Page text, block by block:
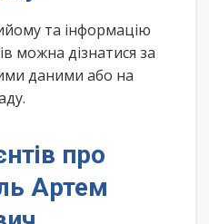
та інформацію
можна дізнатися за
даними або на
про
Артем